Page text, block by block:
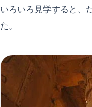
いろいろ見学すると、
た。